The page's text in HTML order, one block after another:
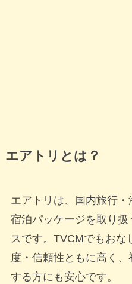
エアトリとは？
エアトリは、国内旅行
宿泊パッケージを取り
スです。TVCMでもおな
度・信頼性ともに高く
する方にも安心です。